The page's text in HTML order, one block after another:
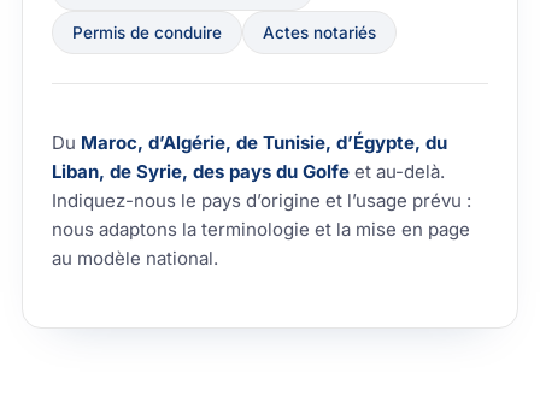
Permis de conduire Actes notariés
Du Maroc, d’Algérie, de Tunisie, d’Égypte, du
Liban, de Syrie, des pays du Golfe et au-delà.
Indiquez-nous le pays d’origine et l’usage prévu :
nous adaptons la terminologie et la mise en page
au modèle national.